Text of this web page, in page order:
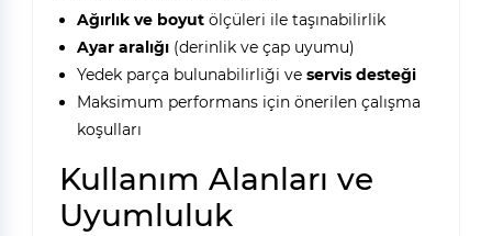
Ağırlık ve boyutölçüleri ile taşınabilirlik
Ayar aralığı(derinlik ve çap uyumu)
Yedek parça bulunabilirliği ve servis desteği
Maksimum performans için önerilen çalışma
koşulları
Kullanım Alanları ve
Uyumluluk